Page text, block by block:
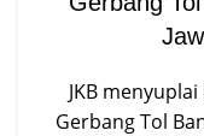
JKB
Gerbang Tol